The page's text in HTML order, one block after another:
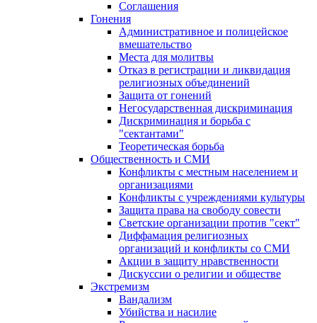
Соглашения
Гонения
Административное и полицейское
вмешательство
Места для молитвы
Отказ в регистрации и ликвидация
религиозных объединений
Защита от гонений
Негосударственная дискриминация
Дискриминация и борьба с
"сектантами"
Теоретическая борьба
Общественность и СМИ
Конфликты с местным населением и
организациями
Конфликты с учреждениями культуры
Защита права на свободу совести
Светские организации против "сект"
Диффамация религиозных
организаций и конфликты со СМИ
Акции в защиту нравственности
Дискуссии о религии и обществе
Экстремизм
Вандализм
Убийства и насилие